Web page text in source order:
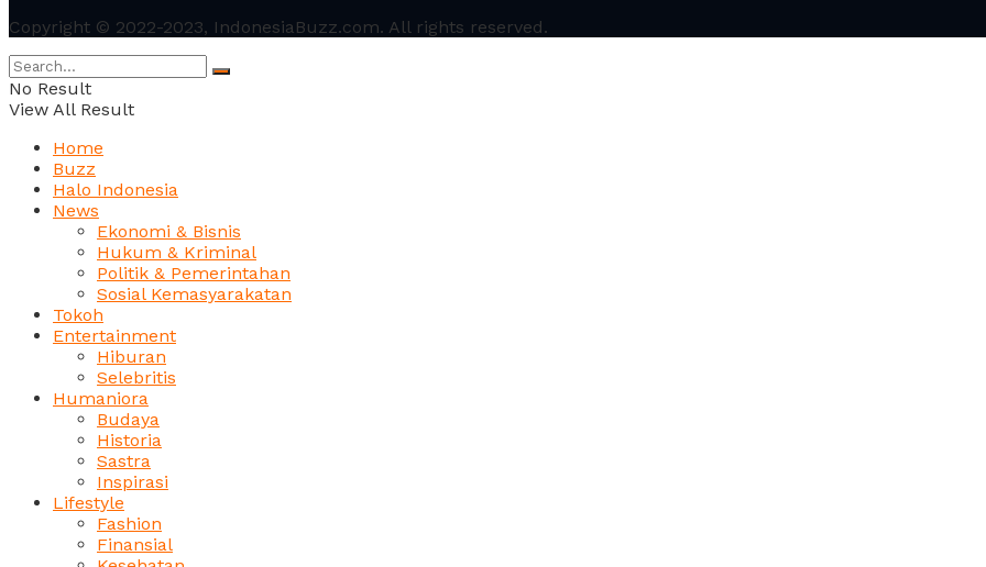
Copyright © 2022-2023, IndonesiaBuzz.com. All rights reserved.
No Result
View All Result
Home
Buzz
Halo Indonesia
News
Ekonomi & Bisnis
Hukum & Kriminal
Politik & Pemerintahan
Sosial Kemasyarakatan
Tokoh
Entertainment
Hiburan
Selebritis
Humaniora
Budaya
Historia
Sastra
Inspirasi
Lifestyle
Fashion
Finansial